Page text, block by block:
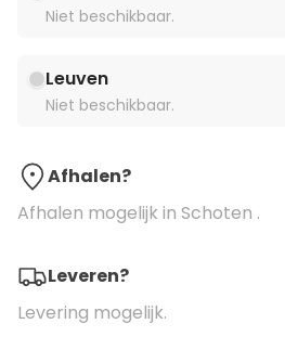
Niet beschikbaar.
Leuven
Niet beschikbaar.
Afhalen?
Afhalen mogelijk in Schoten .
Leveren?
Levering mogelijk.